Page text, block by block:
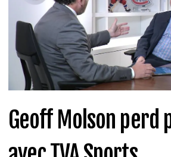
Geoff Molson perd